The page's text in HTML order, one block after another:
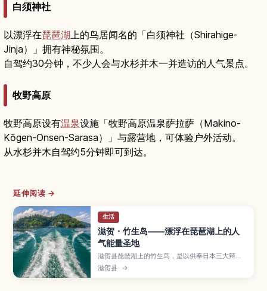
白须神社
以漂浮在琵琶湖上的鸟居闻名的「白须神社（Shirahige-
Jinja）」拥有神秘氛围。
自驾约30分钟，不少人会与水杉并木一并造访的人气景点。
牧野高原
牧野高原设有温泉设施「牧野高原温泉萨拉萨（Makino-
Kōgen-Onsen-Sarasa）」与露营地，可体验户外活动。
从水杉并木自驾约5分钟即可到达。
延伸阅读 →
生活
滋贺・竹生岛——漂浮在琵琶湖上的人
气能量圣地
滋贺县琵琶湖上的竹生岛，是以供奉日本三大辩才
天之一的宝严寺与国宝级唐门而闻名的能量圣地，
岛上弥漫着宁静而神秘的氛围。本文将介绍从长滨
滋贺县 →